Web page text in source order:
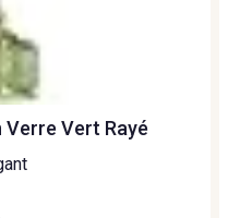
Verre Vert Rayé